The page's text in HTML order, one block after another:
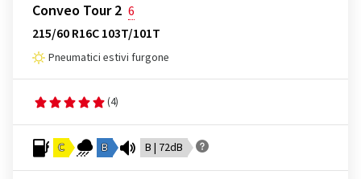
Conveo Tour 2 6
215/60 R16C 103T/101T
Pneumatici estivi furgone
(4)
C B B | 72dB